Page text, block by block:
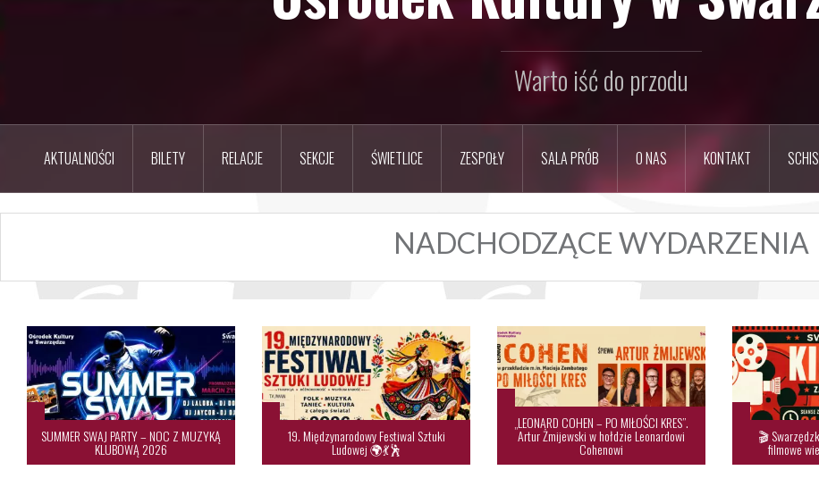
Warto iść do przodu
AKTUALNOŚCI BILETY RELACJE SEKCJE ŚWIETLICE ZESPOŁY SALA PRÓB O NAS KONTAKT SCHIS
NADCHODZĄCE WYDARZENIA
SUMMER SWAJ PARTY – NOC Z MUZYKĄ
KLUBOWĄ 2026
19. Międzynarodowy Festiwal Sztuki
Ludowej 🌍💃🕺
„LEONARD COHEN – PO MIŁOŚCI KRES”.
Artur Żmijewski w hołdzie Leonardowi
Cohenowi
🎬
filmowe